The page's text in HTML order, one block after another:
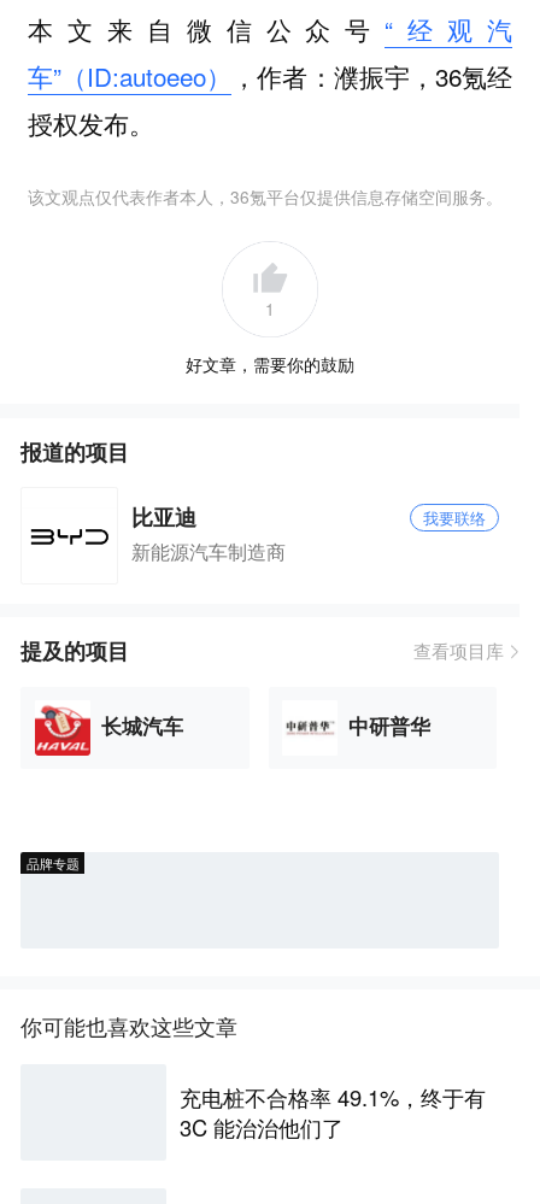
本文来自微信公众号 “经观汽
车”（ID:autoeeo）
，作者：濮振宇，36氪经
授权发布。
该文观点仅代表作者本人，36氪平台仅提供信息存储空间服务。
1
好文章，需要你的鼓励
报道的项目
比亚迪 我要联络
新能源汽车制造商
提及的项目 查看项目库
长城汽车 中研普华
品牌专题
你可能也喜欢这些文章
充电桩不合格率 49.1%，终于有
3C 能治治他们了